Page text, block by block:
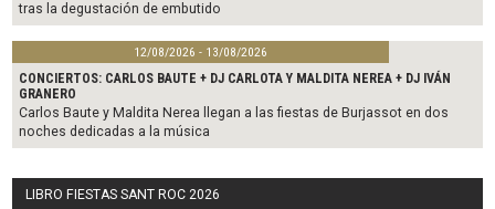
tras la degustación de embutido
12/08/2026 - 13/08/2026
CONCIERTOS: CARLOS BAUTE + DJ CARLOTA Y MALDITA NEREA + DJ IVÁN
GRANERO
Carlos Baute y Maldita Nerea llegan a las fiestas de Burjassot en dos
noches dedicadas a la música
LIBRO FIESTAS SANT ROC 2026